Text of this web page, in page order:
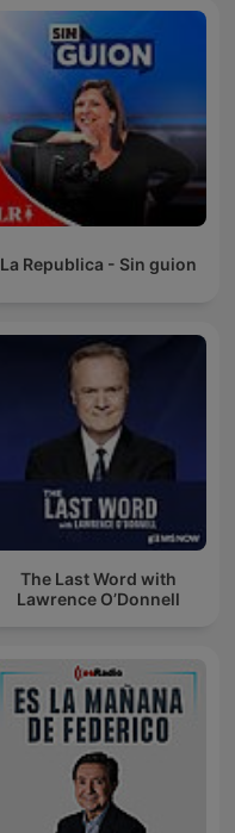
La Republica - Sin guion
The Last Word with
Lawrence O’Donnell